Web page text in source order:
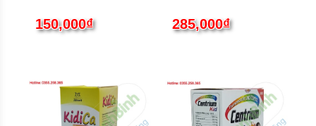
150,000₫ 285,000₫